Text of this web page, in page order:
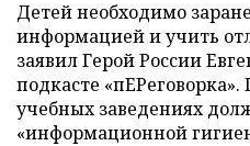
Детей необходимо
информацией и учить
заявил Герой России
подкасте
учебных заведениях
«информационной